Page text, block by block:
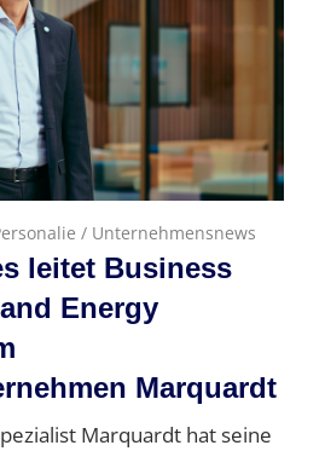
/ Unternehmensnews
leitet Business
Energy
Marquardt
Marquardt hat seine